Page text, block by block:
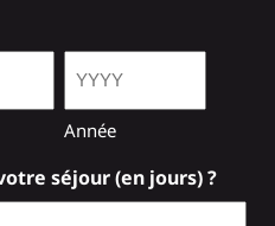
Année
séjour (en jours) ?